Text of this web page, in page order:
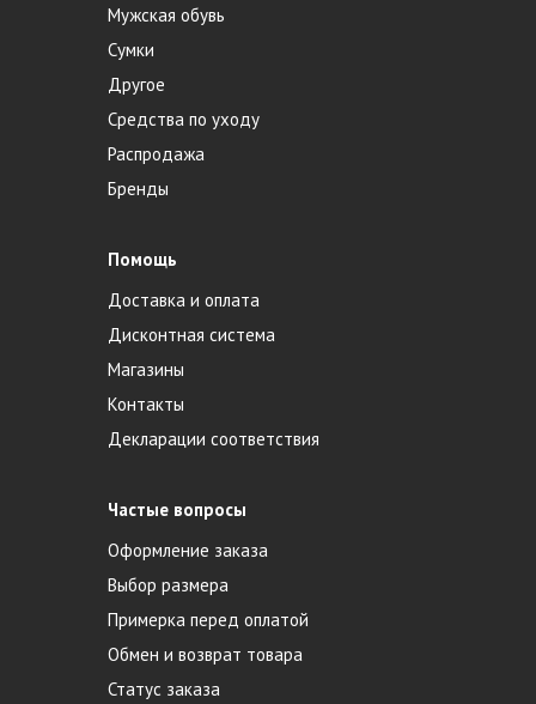
Мужская обувь
Сумки
Другое
Средства по уходу
Распродажа
Бренды
Помощь
Доставка и оплата
Дисконтная система
Магазины
Контакты
Декларации соответствия
Частые вопросы
Оформление заказа
Выбор размера
Примерка перед оплатой
Обмен и возврат товара
Статус заказа